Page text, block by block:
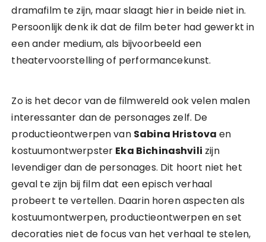
dramafilm te zijn, maar slaagt hier in beide niet in.
Persoonlijk denk ik dat de film beter had gewerkt in
een ander medium, als bijvoorbeeld een
theatervoorstelling of performancekunst.
Zo is het decor van de filmwereld ook velen malen
interessanter dan de personages zelf. De
productieontwerpen van Sabina Hristova en
kostuumontwerpster Eka Bichinashvili zijn
levendiger dan de personages. Dit hoort niet het
geval te zijn bij film dat een episch verhaal
probeert te vertellen. Daarin horen aspecten als
kostuumontwerpen, productieontwerpen en set
decoraties niet de focus van het verhaal te stelen,